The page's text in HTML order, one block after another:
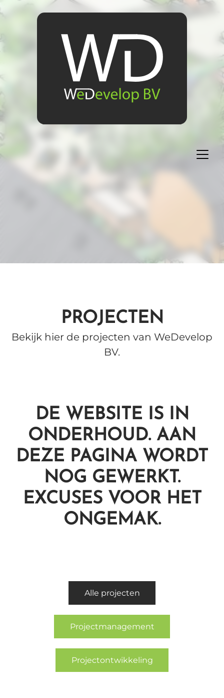
PROJECTEN
Bekijk hier de projecten van WeDevelop
BV.
DE WEBSITE IS IN
ONDERHOUD. AAN
DEZE PAGINA WORDT
NOG GEWERKT.
EXCUSES VOOR HET
ONGEMAK.
Alle projecten
Projectmanagement
Projectontwikkeling